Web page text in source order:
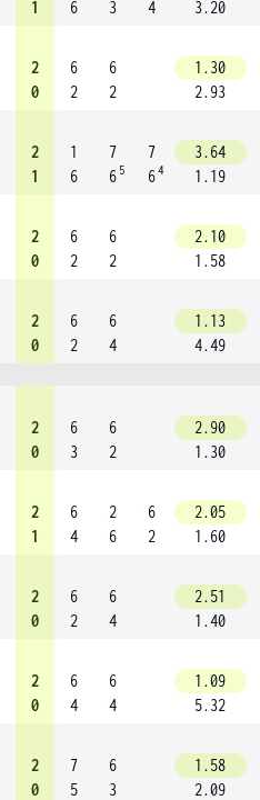
1
6
3
4
3.20
2
0
6
2
6
2
1.30
2.93
2
1
1
6
7
6 5
7
64
3.64
1.19
2
0
6
2
6
2
2.10
1.58
2
0
6
2
6
4
1.13
4.49
2
0
6
3
6
2
2.90
1.30
2
1
6
4
2
6
6
2
2.05
1.60
2
0
6
2
6
4
2.51
1.40
2
0
6
4
6
4
1.09
5.32
2
0
7
5
6
3
1.58
2.09